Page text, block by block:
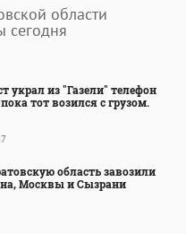
области
сегодня
украл из "Газели" телефон
тот возился с грузом.
область завозили
Москвы и Сызрани